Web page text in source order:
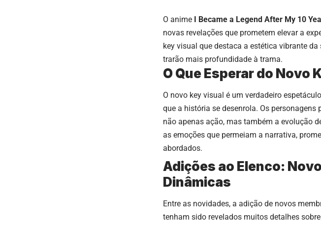
O anime I Became a Legend After My 10
novas revelações que prometem elevar a
key visual que destaca a estética vibrante
trarão mais profundidade à trama.
O Que Esperar do Novo
O novo key visual é um verdadeiro
que a história se desenrola. Os
não apenas ação, mas também a evolução
as emoções que permeiam a narrativa,
abordados.
Adições ao Elenco:
Dinâmicas
Entre as novidades, a adição de novos
tenham sido revelados muitos detalhes